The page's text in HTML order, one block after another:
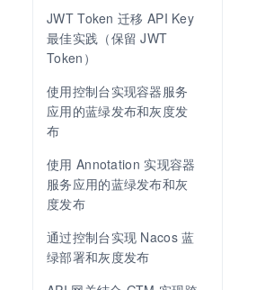
JWT Token 迁移 API Key
最佳实践（保留 JWT
Token）
使用控制台实现容器服务
应用的蓝绿发布和灰度发
布
使用 Annotation 实现容器
服务应用的蓝绿发布和灰
度发布
通过控制台实现 Nacos 蓝
绿部署和灰度发布